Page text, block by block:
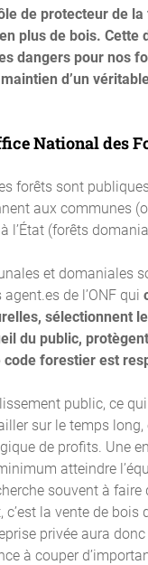
de protecteur de
plus de bois. Cette
dangers pour nos
d’un
National des
forêts sont
aux communes
l’État (forêts
et domaniales
agent.es de l’ONF qui
sélectionnent
du public,
code forestier est
public, ce
sur le temps long,
de profits. Une
atteindre
souvent à
c’est la vente de bois
privée aura
à couper